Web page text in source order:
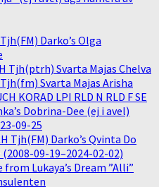
Darko’s Olga
Tjh(ptrh) Svarta Majas Chelva
Tjh(fm) Svarta Majas Arisha
KORAD LPI RLD N RLD F SE
Dobrina-Dee (ej i avel)
09-25
Tjh(FM) Darko’s Qvinta Do
09-19–2024-02-02)
Lukaya’s Dream ”Alli”